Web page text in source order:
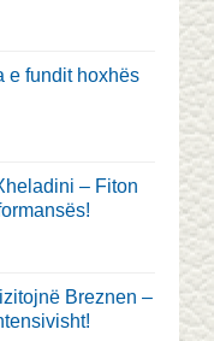
e fundit hoxhës
– Fiton
Breznen –